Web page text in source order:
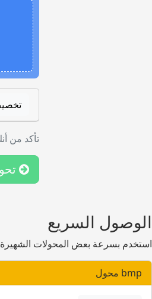
تأكد من
الوصول السريع
استخدم بسرعة بعض المحولات
bmp محول